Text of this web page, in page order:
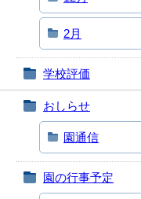
2月
学校評価
おしらせ
園通信
園の行事予定